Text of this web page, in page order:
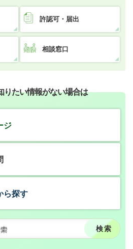
許認可・届出
相談窓口
りたい情報がない場合は
ジ
ら探す